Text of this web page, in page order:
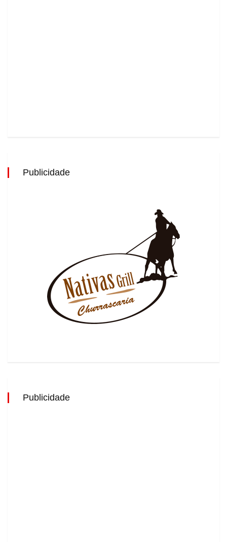
Publicidade
Publicidade